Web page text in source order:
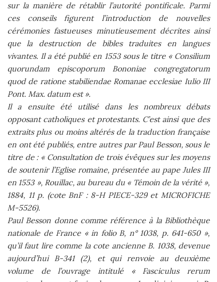
sur la manière de rétablir l’autorité pontificale. Parmi
ces conseils figurent l’introduction de nouvelles
cérémonies fastueuses minutieusement décrites ainsi
que la destruction de bibles traduites en langues
vivantes. Il a été publié en 1553 sous le titre « Consilium
quorundam episcoporum Bononiae congregatorum
quod de ratione stabiliendae Romanae ecclesiae Iulio III
Pont. Max. datum est ».
Il a ensuite été utilisé dans les nombreux débats
opposant catholiques et protestants. C’est ainsi que des
extraits plus ou moins altérés de la traduction française
en ont été publiés, entre autres par Paul Besson, sous le
titre de : « Consultation de trois évêques sur les moyens
de soutenir l’Eglise romaine, présentée au pape Jules III
en 1553 », Rouillac, au bureau du « Témoin de la vérité »,
1884, 11 p. (cote BnF : 8-H PIECE-329 et MICROFICHE
M-5526).
Paul Besson donne comme référence à la Bibliothèque
nationale de France « in folio B, n° 1038, p. 641-650 »,
qu’il faut lire comme la cote ancienne B. 1038, devenue
aujourd’hui B-341 (2), et qui renvoie au deuxième
volume de l’ouvrage intitulé « Fasciculus rerum